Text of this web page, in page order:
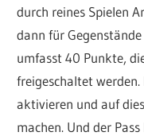
durch reines Spielen
dann für
umfasst 40 Punkte,
freigeschaltet werden.
aktivieren und auf
machen. Und der